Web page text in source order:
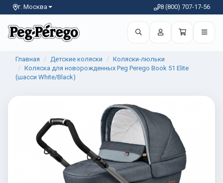
г. Москва 8 (800) 707-17-56
Главная Детские коляски
Коляски-люльки
Коляска для новорожденных Peg Perego Book 51 Elite
(шасси White/Black)